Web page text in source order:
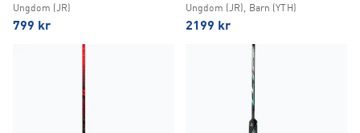
Ungdom (JR)
799 kr
Ungdom (JR), Barn (YTH)
2199 kr